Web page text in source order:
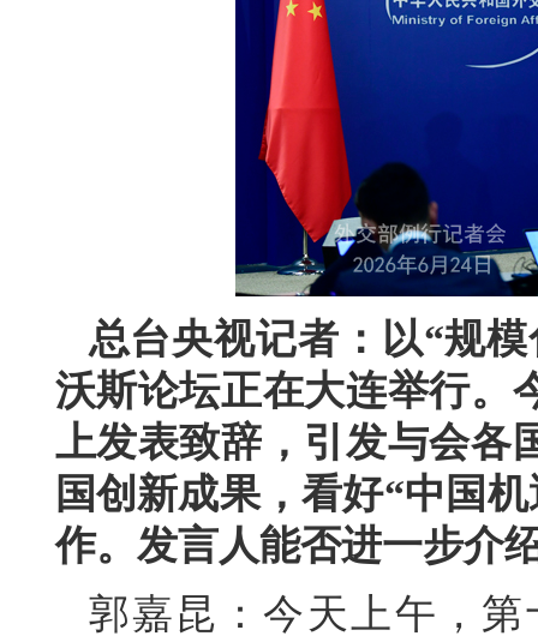
总台央视记者：以“规
沃斯论坛正在大连举行。
上发表致辞，引发与会各
国创新成果，看好“中国
作。发言人能否进一步介
郭嘉昆：今天上午，